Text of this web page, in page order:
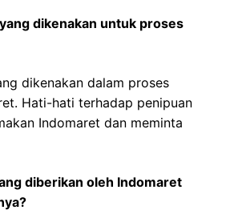
dikenakan untuk proses
dikenakan dalam proses
Hati-hati terhadap penipuan
Indomaret dan meminta
diberikan oleh Indomaret